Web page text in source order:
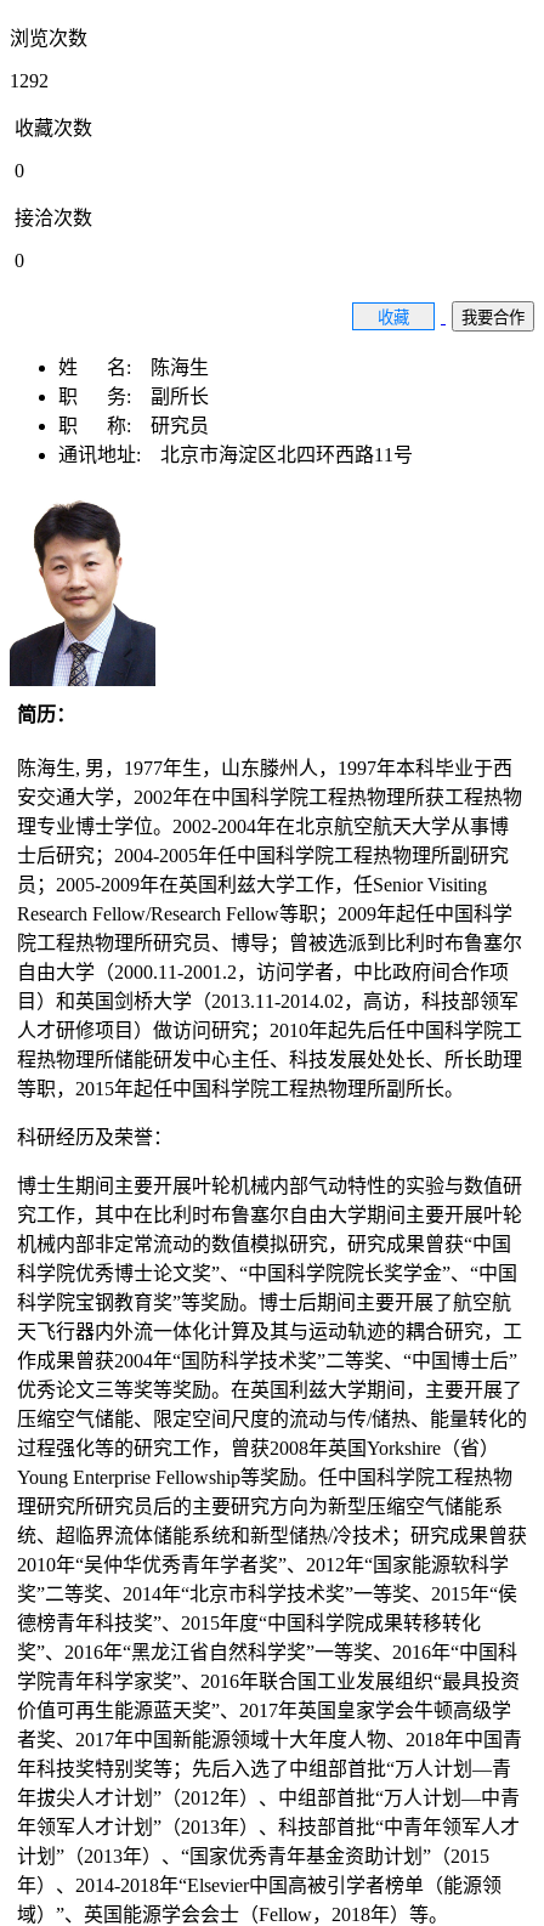
浏览次数
1292
收藏次数
0
接洽次数
0
收藏 我要合作
姓 名:
陈海生
职 务: 副所长
职 称: 研究员
通讯地址: 北京市海淀区北四环西路11号
简历：
陈海生, 男，1977年生，山东滕州人，1997年本科毕业于西
安交通大学，2002年在中国科学院工程热物理所获工程热物
理专业博士学位。2002-2004年在北京航空航天大学从事博
士后研究；2004-2005年任中国科学院工程热物理所副研究
员；2005-2009年在英国利兹大学工作，任Senior Visiting
Research Fellow/Research Fellow等职；2009年起任中国科学
院工程热物理所研究员、博导；曾被选派到比利时布鲁塞尔
自由大学（2000.11-2001.2，访问学者，中比政府间合作项
目）和英国剑桥大学（2013.11-2014.02，高访，科技部领军
人才研修项目）做访问研究；2010年起先后任中国科学院工
程热物理所储能研发中心主任、科技发展处处长、所长助理
等职，2015年起任中国科学院工程热物理所副所长。
科研经历及荣誉：
博士生期间主要开展叶轮机械内部气动特性的实验与数值研
究工作，其中在比利时布鲁塞尔自由大学期间主要开展叶轮
机械内部非定常流动的数值模拟研究，研究成果曾获“中国
科学院优秀博士论文奖”、“中国科学院院长奖学金”、“中国
科学院宝钢教育奖”等奖励。博士后期间主要开展了航空航
天飞行器内外流一体化计算及其与运动轨迹的耦合研究，工
作成果曾获2004年“国防科学技术奖”二等奖、“中国博士后”
优秀论文三等奖等奖励。在英国利兹大学期间，主要开展了
压缩空气储能、限定空间尺度的流动与传/储热、能量转化的
过程强化等的研究工作，曾获2008年英国Yorkshire（省）
Young Enterprise Fellowship等奖励。任中国科学院工程热物
理研究所研究员后的主要研究方向为新型压缩空气储能系
统、超临界流体储能系统和新型储热/冷技术；研究成果曾获
2010年“吴仲华优秀青年学者奖”、2012年“国家能源软科学
奖”二等奖、2014年“北京市科学技术奖”一等奖、2015年“侯
德榜青年科技奖”、2015年度“中国科学院成果转移转化
奖”、2016年“黑龙江省自然科学奖”一等奖、2016年“中国科
学院青年科学家奖”、2016年联合国工业发展组织“最具投资
价值可再生能源蓝天奖”、2017年英国皇家学会牛顿高级学
者奖、2017年中国新能源领域十大年度人物、2018年中国青
年科技奖特别奖等；先后入选了中组部首批“万人计划—青
年拔尖人才计划”（2012年）、中组部首批“万人计划—中青
年领军人才计划”（2013年）、科技部首批“中青年领军人才
计划”（2013年）、“国家优秀青年基金资助计划”（2015
年）、2014-2018年“Elsevier中国高被引学者榜单（能源领
域）”、英国能源学会会士（Fellow，2018年）等。